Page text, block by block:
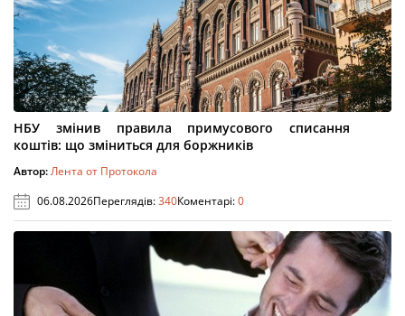
НБУ змінив правила примусового списання
коштів: що зміниться для боржників
Автор:Лента от Протокола
06.08.2026Переглядів:340Коментарі:0